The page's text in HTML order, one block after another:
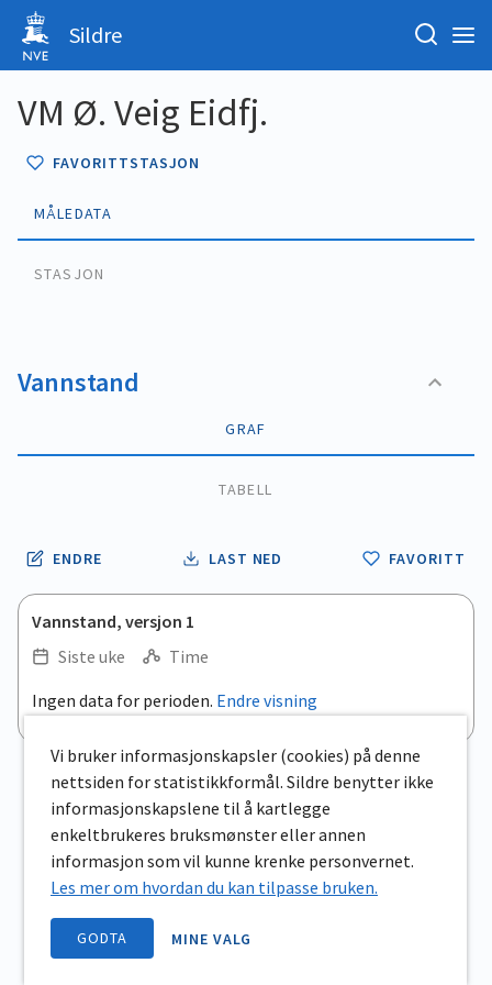
Sildre
VM Ø. Veig Eidfj.
FAVORITTSTASJON
MÅLEDATA
STASJON
Vannstand
GRAF
TABELL
ENDRE LAST NED FAVORITT
Vannstand, versjon 1
Siste uke
Time
Ingen data for perioden. Endre visning
Vi bruker informasjonskapsler (cookies) på denne
nettsiden for statistikkformål. Sildre benytter ikke
informasjonskapslene til å kartlegge
enkeltbrukeres bruksmønster eller annen
informasjon som vil kunne krenke personvernet.
Les mer om hvordan du kan tilpasse bruken.
GODTA MINE VALG